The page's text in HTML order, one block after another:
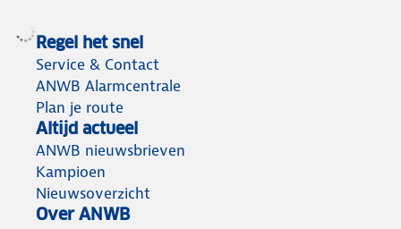
Regel het snel
Service & Contact
ANWB Alarmcentrale
Plan je route
Altijd actueel
ANWB nieuwsbrieven
Kampioen
Nieuwsoverzicht
Over ANWB